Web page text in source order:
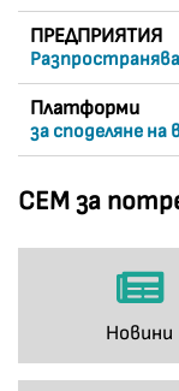
ПРЕДПРИЯТИЯ
Платформи
за споделяне на
СЕМ за
Новини